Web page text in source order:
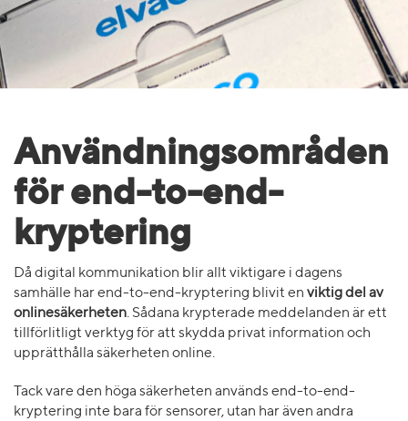
Användningsområden
för end-to-end-
kryptering
Då digital kommunikation blir allt viktigare i dagens
samhälle har end-to-end-kryptering blivit en viktig del av
onlinesäkerheten. Sådana krypterade meddelanden är ett
tillförlitligt verktyg för att skydda privat information och
upprätthålla säkerheten online.
Tack vare den höga säkerheten används end-to-end-
kryptering inte bara för sensorer, utan har även andra